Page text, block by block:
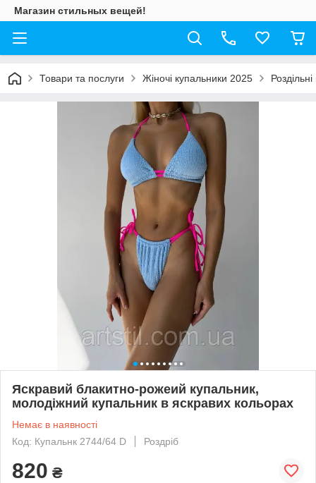
Магазин стильных вещей!
Товари та послуги Жіночі купальники 2025
Яскравий блакитно-рожеий купальник,
молодіжний купальник в яскравих кольорах
Немає в наявності
Код: Купальнк 2744/64 D
Роздріб
820 ₴